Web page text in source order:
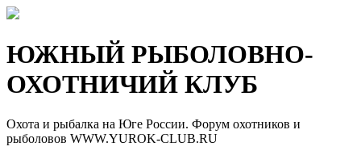
Регистрация
ЮЖНЫЙ РЫБОЛОВНО-
ОХОТНИЧИЙ КЛУБ
Охота и рыбалка на Юге России. Форум охотников и
рыболовов WWW.YUROK-CLUB.RU